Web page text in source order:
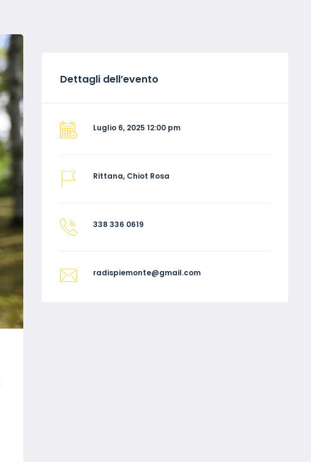
Dettagli dell’evento
Luglio 6, 2025 12:00 pm
Rittana, Chiot Rosa
338 336 0619
radispiemonte@gmail.com